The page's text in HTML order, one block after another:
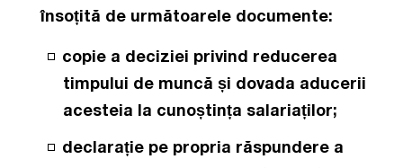
însoțită de următoarele documente:
copie a deciziei privind reducerea
timpului de muncă și dovada aducerii
acesteia la cunoștința salariaților;
declarație pe propria răspundere a